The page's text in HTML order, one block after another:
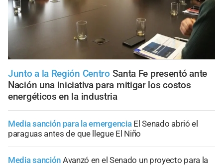
Junto a la Región Centro Santa Fe presentó ante
Nación una iniciativa para mitigar los costos
energéticos en la industria
Media sanción para la emergencia El Senado abrió el
paraguas antes de que llegue El Niño
Media sanción Avanzó en el Senado un proyecto para la